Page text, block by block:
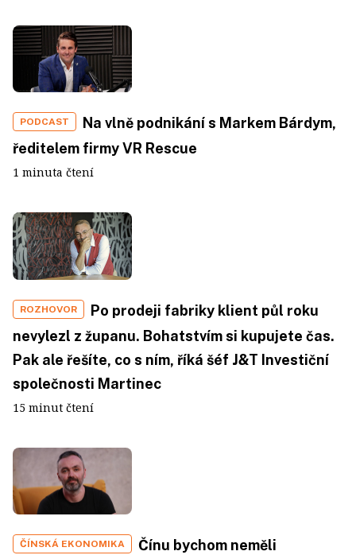
PODCAST
Na vlně podnikání s Markem Bárdym,
ředitelem firmy VR Rescue
1 minuta čtení
ROZHOVOR
Po prodeji fabriky klient půl roku
nevylezl z županu. Bohatstvím si kupujete čas.
Pak ale řešíte, co s ním, říká šéf J&T Investiční
společnosti Martinec
15 minut čtení
ČÍNSKÁ EKONOMIKA
Čínu bychom neměli